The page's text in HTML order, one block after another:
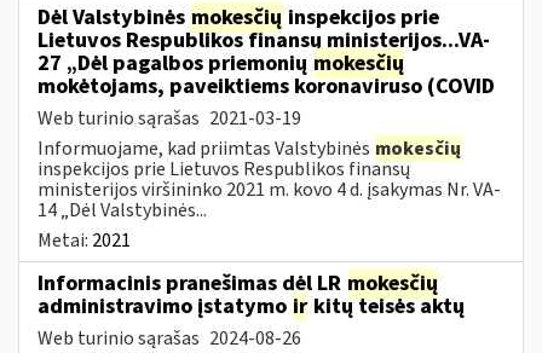
Dėl Valstybinės mokesčių inspekcijos prie
Lietuvos Respublikos finansų ministerijos...VA-
27 „Dėl pagalbos priemonių mokesčių
mokėtojams, paveiktiems koronaviruso (COVID
Web turinio sąrašas 2021-03-19
Informuojame, kad priimtas Valstybinės mokesčių
inspekcijos prie Lietuvos Respublikos finansų
ministerijos viršininko 2021 m. kovo 4 d. įsakymas Nr. VA-
14 „Dėl Valstybinės...
Metai: 2021
Informacinis pranešimas dėl LR mokesčių
administravimo įstatymo ir kitų teisės aktų
Web turinio sąrašas 2024-08-26